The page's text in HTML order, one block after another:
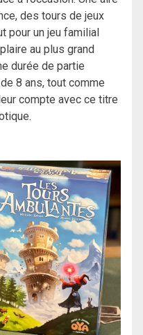
des tours de jeux
pour un jeu familial
au plus grand
durée de partie
8 ans, tout comme
compte avec ce titre